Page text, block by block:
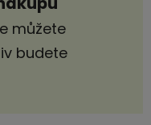
můžete
budete